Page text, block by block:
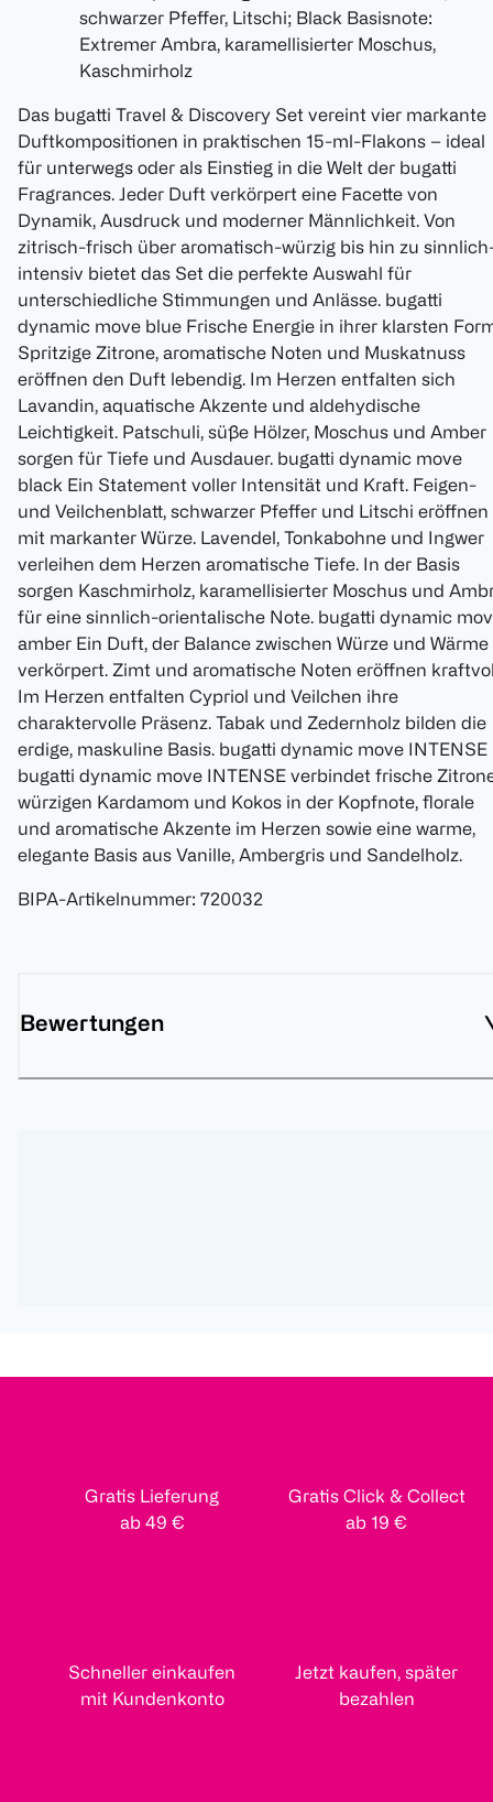
schwarzer Pfeffer, Litschi; Black Basisnote:
Extremer Ambra, karamellisierter Moschus,
Kaschmirholz
Das bugatti Travel & Discovery Set vereint vier markante
Duftkompositionen in praktischen 15-ml-Flakons – ideal
für unterwegs oder als Einstieg in die Welt der bugatti
Fragrances. Jeder Duft verkörpert eine Facette von
Dynamik, Ausdruck und moderner Männlichkeit. Von
zitrisch-frisch über aromatisch-würzig bis hin zu
intensiv bietet das Set die perfekte Auswahl für
unterschiedliche Stimmungen und Anlässe. bugatti
dynamic move blue Frische Energie in ihrer klarsten
Spritzige Zitrone, aromatische Noten und Muskatnuss
eröffnen den Duft lebendig. Im Herzen entfalten sich
Lavandin, aquatische Akzente und aldehydische
Leichtigkeit. Patschuli, süße Hölzer, Moschus und Amber
sorgen für Tiefe und Ausdauer. bugatti dynamic move
black Ein Statement voller Intensität und Kraft. Feigen-
und Veilchenblatt, schwarzer Pfeffer und Litschi eröffnen
mit markanter Würze. Lavendel, Tonkabohne und Ingwer
verleihen dem Herzen aromatische Tiefe. In der Basis
sorgen Kaschmirholz, karamellisierter Moschus und
für eine sinnlich-orientalische Note. bugatti dynamic
amber Ein Duft, der Balance zwischen Würze und Wärme
verkörpert. Zimt und aromatische Noten eröffnen
Im Herzen entfalten Cypriol und Veilchen ihre
charaktervolle Präsenz. Tabak und Zedernholz bilden die
erdige, maskuline Basis. bugatti dynamic move INTENSE
bugatti dynamic move INTENSE verbindet frische
würzigen Kardamom und Kokos in der Kopfnote, florale
und aromatische Akzente im Herzen sowie eine warme,
elegante Basis aus Vanille, Ambergris und Sandelholz.
BIPA-Artikelnummer: 720032
Bewertungen
Gratis Lieferung
ab 49 €
Gratis Click & Collect
ab 19 €
Schneller einkaufen
mit Kundenkonto
Jetzt kaufen, später
bezahlen